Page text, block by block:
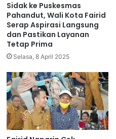
Sidak ke Puskesmas
Pahandut, Wali Kota Fairid
Serap Aspirasi Langsung
dan Pastikan Layanan
Tetap Prima
Selasa, 8 April 2025